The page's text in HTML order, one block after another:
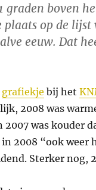
graden boven
plaats op de
eeuw. Dat
grafiekje bij het
2008 was
2007 was kouder
2008 “ook weer
Sterker nog,